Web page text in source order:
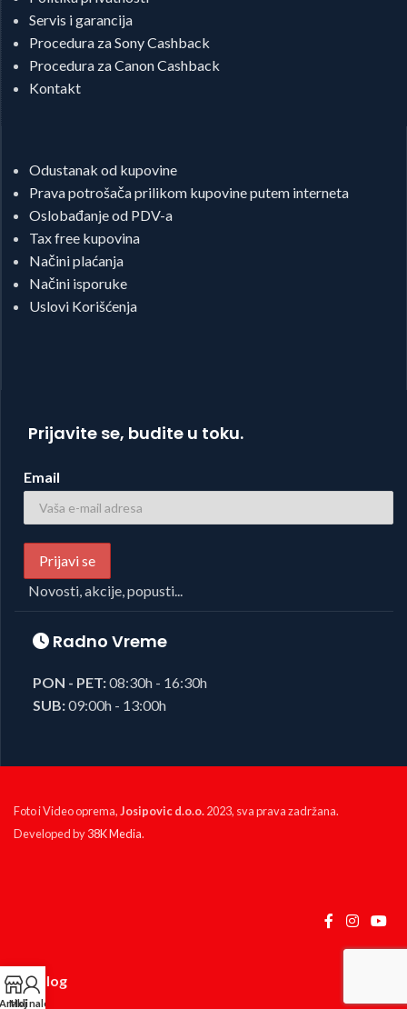
Servis i garancija
Procedura za Sony Cashback
Procedura za Canon Cashback
Kontakt
Odustanak od kupovine
Prava potrošača prilikom kupovine putem interneta
Oslobađanje od PDV-a
Tax free kupovina
Načini plaćanja
Načini isporuke
Uslovi Korišćenja
Prijavite se, budite u toku.
Email
Novosti, akcije, popusti...
Radno Vreme
PON - PET:08:30h - 16:30h
SUB:09:00h - 13:00h
Foto i Video oprema,Josipovic d.o.o.2023, sva prava zadržana.
Developed by38K Media.
KP Izlog
Artikli
Moj nalog